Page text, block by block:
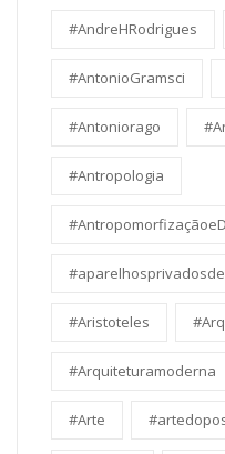
#AndreHRodrigues
#AntonioGramsci
#Antoniorago
#Antropologia
#Aristoteles
#Arquiteturamoderna
#Arte